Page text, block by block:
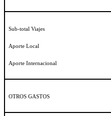
Sub-total Viajes
Aporte Local
Aporte Internacional
OTROS GASTOS